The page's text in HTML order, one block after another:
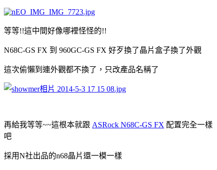
等等!!這中間好像哪裡怪怪的!!
N68C-GS FX 到 960GC-GS FX 好歹換了晶片盒子換了外觀
這次偷懶到連外觀都不換了，只改產品名稱了
再給我等等~~這根本就跟 ASRock N68C-GS FX 配置完全一樣
吧
採用N社出品的n68晶片還一模一樣